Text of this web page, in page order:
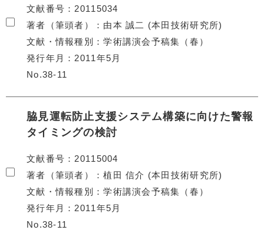
文献番号
20115034
著者（筆頭者）
由本 誠二 (本田技術研究所)
文献・情報種別
学術講演会予稿集（春）
発行年月
2011年5月
No.38-11
脇見運転防止支援システム構築に向けた警報
タイミングの検討
文献番号
20115004
著者（筆頭者）
植田 信介 (本田技術研究所)
文献・情報種別
学術講演会予稿集（春）
発行年月
2011年5月
No.38-11